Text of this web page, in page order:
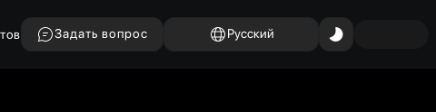
Задать вопрос Русский